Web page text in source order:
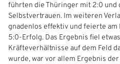
führten die Thüringer mit 2:0 und
Selbstvertrauen. Im weiteren
gnadenlos effektiv und feierte am
5:0‑Erfolg. Das Ergebnis fiel
Kräfteverhältnisse auf dem Feld
wurde, war vor allem Ergebnis